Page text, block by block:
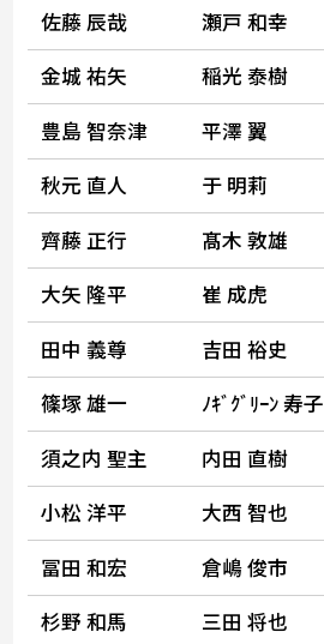
佐藤 辰哉
瀬戸 和幸
金城 祐矢
稲光 泰樹
豊島 智奈津
平澤 翼
秋元 直人
于 明莉
齊藤 正行
髙木 敦雄
大矢 隆平
崔 成虎
田中 義尊
吉田 裕史
篠塚 雄一
ﾉｷﾞｸﾞﾘｰﾝ 寿子
須之内 聖主
内田 直樹
小松 洋平
大西 智也
冨田 和宏
倉嶋 俊市
杉野 和馬
三田 将也